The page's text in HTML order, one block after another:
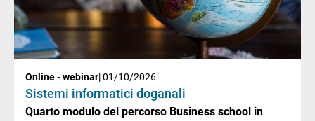
Online - webinar| 01/10/2026
Sistemi informatici doganali
Quarto modulo del percorso Business school in